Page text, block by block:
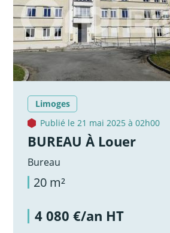
Limoges
Publié le 21 mai 2025 à 02h00
BUREAU À Louer
Bureau
20 m²
4 080 €/an HT